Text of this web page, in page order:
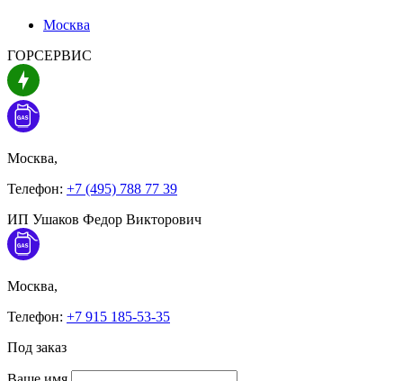
Москва
ГОРСЕРВИС
Москва,
Телефон: +7 (495) 788 77 39
ИП Ушаков Федор Викторович
Москва,
Телефон: +7 915 185-53-35
Под заказ